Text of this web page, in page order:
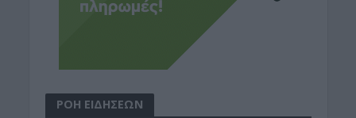
ΡΟΗ ΕΙΔΗΣΕΩΝ